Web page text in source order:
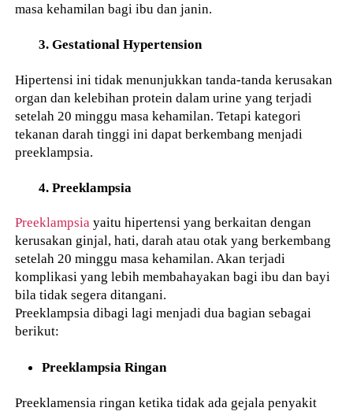
masa kehamilan bagi ibu dan janin.
3. Gestational Hypertension
Hipertensi ini tidak menunjukkan tanda-tanda kerusakan
organ dan kelebihan protein dalam urine yang terjadi
setelah 20 minggu masa kehamilan. Tetapi kategori
tekanan darah tinggi ini dapat berkembang menjadi
preeklampsia.
4. Preeklampsia
Preeklampsia yaitu hipertensi yang berkaitan dengan
kerusakan ginjal, hati, darah atau otak yang berkembang
setelah 20 minggu masa kehamilan. Akan terjadi
komplikasi yang lebih membahayakan bagi ibu dan bayi
bila tidak segera ditangani.
Preeklampsia dibagi lagi menjadi dua bagian sebagai
berikut:
Preeklampsia Ringan
Preeklamensia ringan ketika tidak ada gejala penyakit